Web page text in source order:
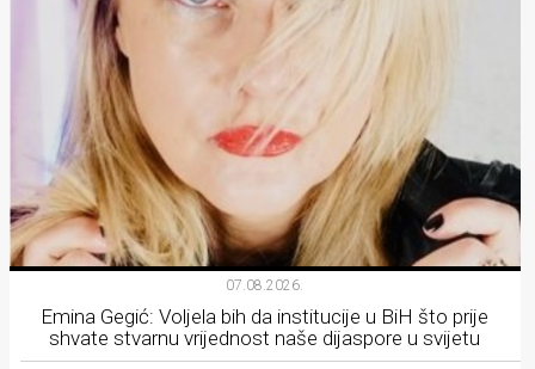
07.08.2026.
Emina Gegić: Voljela bih da institucije u BiH što prije
shvate stvarnu vrijednost naše dijaspore u svijetu